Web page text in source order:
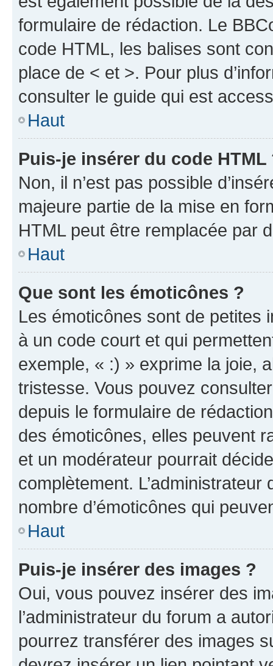
formulaire de rédaction. Le
code HTML, les balises sont
place de < et >. Pour plus
consulter le guide qui est
Haut
Puis-je insérer du code HTML
Non, il n’est pas possible
majeure partie de la mise en
HTML peut être remplacée par
Haut
Que sont les émoticônes ?
Les émoticônes sont de petites
à un code court et qui
exemple, « :) » exprime la joie,
tristesse. Vous pouvez
depuis le formulaire de
des émoticônes, elles peuvent
et un modérateur pourrait
complètement.
nombre d’émoticônes qui
Haut
Puis-je insérer des images ?
Oui, vous pouvez insérer des
l’administrateur du forum a
pourrez transférer des images